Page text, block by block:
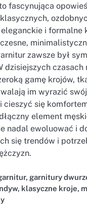
fascynująca
i formalne
zawsze był
dzisiejszych czasach
gamę krojów,
im wyrazić swój
się
element
nadal ewoluować i
się trendów i
, garnitury
, klasyczne kroje,